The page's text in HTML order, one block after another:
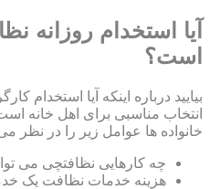
آیا استخدام روزانه
است؟
بیایید درباره اینکه آیا استخدام
انتخاب مناسبی برای اهل خانه
خانواده ها عوامل زیر را در نظر
چه کارهایی نظافتچی می
هزینه خدمات نظافت یک